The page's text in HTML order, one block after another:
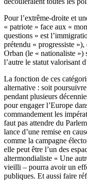
Pour l’extrême-droite et
« patriote » face aux «
questions » est
prétendu « progressiste
Orban (le « nationaliste »)
l’autre le statut valorisant
La fonction de ces
alternative : soit
pendant plusieurs
pour engager l’Europe
commandement les
faut pas attendre du
lance d’une remise en
comme la campagne
elle peut être l’un des
altermondialiste « Une
vieilli – pourra avoir un
publiques. Et aussi faire